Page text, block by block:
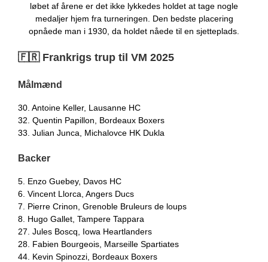
løbet af årene er det ikke lykkedes holdet at tage nogle
medaljer hjem fra turneringen. Den bedste placering
opnåede man i 1930, da holdet nåede til en sjetteplads.
🇫🇷 Frankrigs trup til VM 2025
Målmænd
30. Antoine Keller, Lausanne HC
32. Quentin Papillon, Bordeaux Boxers
33. Julian Junca, Michalovce HK Dukla
Backer
5. Enzo Guebey, Davos HC
6. Vincent Llorca, Angers Ducs
7. Pierre Crinon, Grenoble Bruleurs de loups
8. Hugo Gallet, Tampere Tappara
27. Jules Boscq, Iowa Heartlanders
28. Fabien Bourgeois, Marseille Spartiates
44. Kevin Spinozzi, Bordeaux Boxers